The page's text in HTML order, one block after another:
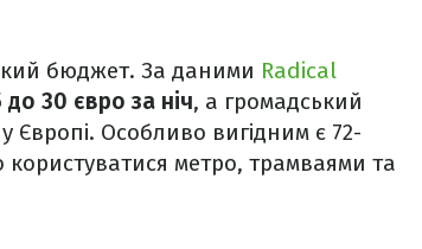
бюджет. За даними Radical
до 30 євро за ніч, а громадський
Особливо вигідним є 72-
метро, трамваями та